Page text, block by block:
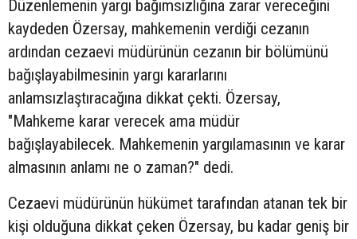
Düzenlemenin yargı bağımsızlığına zarar vereceğini
kaydeden Özersay, mahkemenin verdiği cezanın
ardından cezaevi müdürünün cezanın bir bölümünü
bağışlayabilmesinin yargı kararlarını
anlamsızlaştıracağına dikkat çekti. Özersay,
"Mahkeme karar verecek ama müdür
bağışlayabilecek. Mahkemenin yargılamasının ve karar
almasının anlamı ne o zaman?" dedi.
Cezaevi müdürünün hükümet tarafından atanan tek bir
kişi olduğuna dikkat çeken Özersay, bu kadar geniş bir